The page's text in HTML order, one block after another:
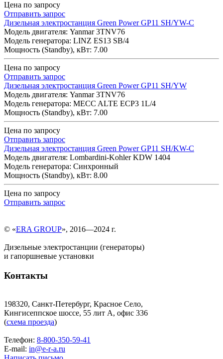
Цена по запросу
Отправить запрос
Дизельная электростанция Green Power GP11 SH/YW-C
Модель двигателя: Yanmar 3TNV76
Модель генератора: LINZ ES13 SB/4
Мощность (Standby), кВт: 7.00
Цена по запросу
Отправить запрос
Дизельная электростанция Green Power GP11 SH/YW
Модель двигателя: Yanmar 3TNV76
Модель генератора: MECC ALTE ECP3 1L/4
Мощность (Standby), кВт: 7.00
Цена по запросу
Отправить запрос
Дизельная электростанция Green Power GP11 SH/KW-C
Модель двигателя: Lombardini-Kohler KDW 1404
Модель генератора: Синхронный
Мощность (Standby), кВт: 8.00
Цена по запросу
Отправить запрос
© «ERA GROUP», 2016—2024 г.
Дизельные электростанции (генераторы)
и гапоршневые установки
Контакты
198320, Санкт-Петербург, Красное Село,
Кингисеппское шоссе, 55 лит А, офис 336
(схема проезда)
Телефон: 8-800-350-59-41
E-mail: in@e-r-a.ru